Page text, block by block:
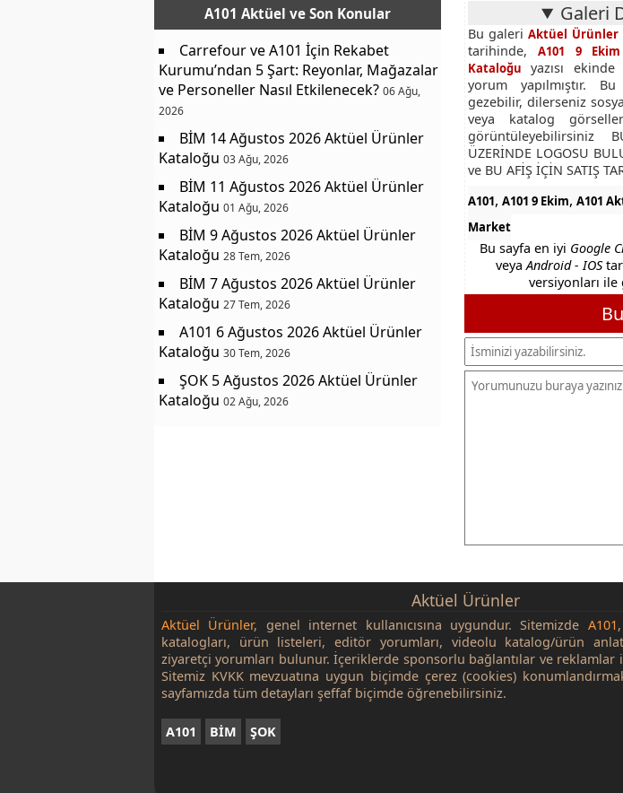
Galeri
Bu galeriAktüel Ürünler
tarihinde,A101 9
Kataloğu yazısı
yorum yapılmıştır.
gezebilir, dilerseniz
veya katalog
görüntüleyebilirsiniz
ÜZERİNDE LOGOSU
ve BU AFİŞ İÇİN SATIŞ
A101, A101 9 Ekim, A101
Market
Bu sayfa en iyi Google
veyaAndroid - IOS
versiyonları
A101 Aktüel ve Son Konular
Carrefour ve A101 İçin Rekabet
Kurumu’ndan 5 Şart: Reyonlar, Mağazalar
ve Personeller Nasıl Etkilenecek? 06 Ağu,
2026
BİM 14 Ağustos 2026 Aktüel Ürünler
Kataloğu 03 Ağu, 2026
BİM 11 Ağustos 2026 Aktüel Ürünler
Kataloğu 01 Ağu, 2026
BİM 9 Ağustos 2026 Aktüel Ürünler
Kataloğu 28 Tem, 2026
BİM 7 Ağustos 2026 Aktüel Ürünler
Kataloğu 27 Tem, 2026
A101 6 Ağustos 2026 Aktüel Ürünler
Kataloğu 30 Tem, 2026
ŞOK 5 Ağustos 2026 Aktüel Ürünler
Kataloğu 02 Ağu, 2026
Aktüel Ürünler
Aktüel Ürünler, genel internet kullanıcısına uygundur. Sitemizde A101,
katalogları, ürün listeleri, editör yorumları, videolu katalog/ürün
ziyaretçi yorumları bulunur. İçeriklerde sponsorlu bağlantılar ve
Sitemiz KVKK mevzuatına uygun biçimde çerez (cookies)
sayfamızda tüm detayları şeffaf biçimde öğrenebilirsiniz.
A101 BİM ŞOK